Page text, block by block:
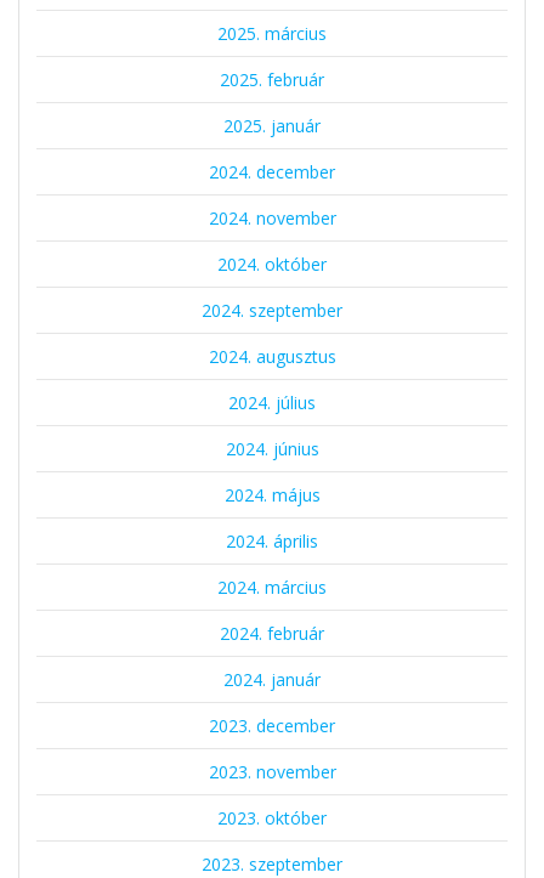
2025. március
2025. február
2025. január
2024. december
2024. november
2024. október
2024. szeptember
2024. augusztus
2024. július
2024. június
2024. május
2024. április
2024. március
2024. február
2024. január
2023. december
2023. november
2023. október
2023. szeptember